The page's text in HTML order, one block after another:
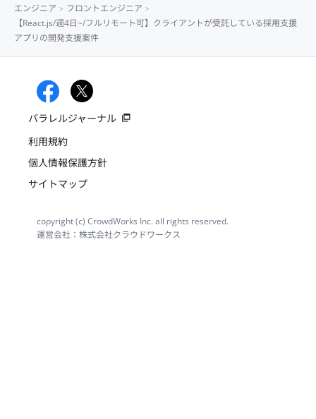
エンジニア
フロントエンジニア
【React.js/週4日~/フルリモート可】クライアントが受託している採用支援
アプリの開発支援案件
パラレルジャーナル
利用規約
個人情報保護方針
サイトマップ
copyright (c) CrowdWorks Inc. all rights reserved.
運営会社：株式会社クラウドワークス